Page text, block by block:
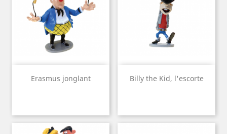
Erasmus jonglant Billy the Kid, l'escorte